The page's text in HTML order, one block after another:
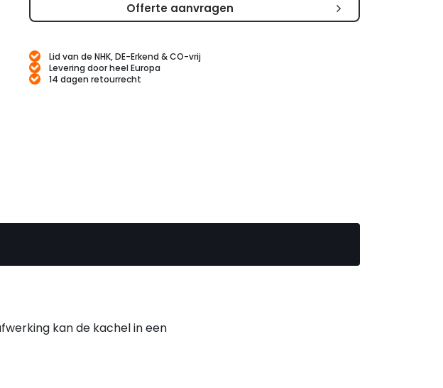
Offerte aanvragen
Lid van de NHK, DE-Erkend & CO-vrij
Levering door heel Europa
14 dagen retourrecht
kan de kachel in een